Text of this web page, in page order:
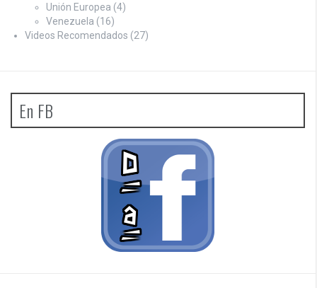
Unión Europea (4)
Venezuela (16)
Videos Recomendados (27)
En FB